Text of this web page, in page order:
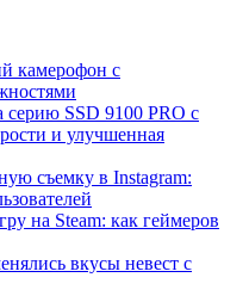
камерофон с
серию SSD 9100 PRO с
и улучшенная
съемку в Instagram:
на Steam: как геймеров
вкусы невест с